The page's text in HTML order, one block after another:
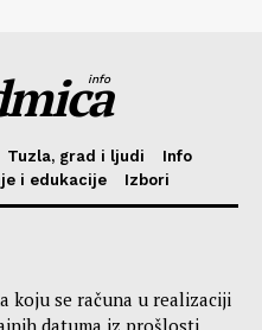
info
Tuzla, grad i ljudi
Info
i edukacije Izbori
koju se računa u realizaciji
datuma iz prošlosti